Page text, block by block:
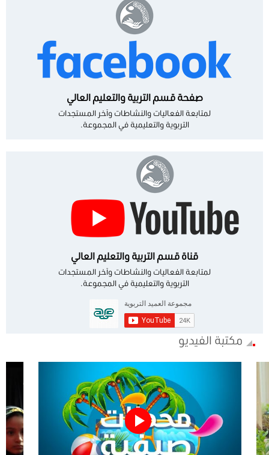
صفحة قسم التربية والتعليم العالي
لمتابعة الفعاليات والنشاطات وآخر المستجدات
التربوية والتعليمية في المجموعة.
قناة قسم التربية والتعليم العالي
لمتابعة الفعاليات والنشاطات وآخر المستجدات
التربوية والتعليمية في المجموعة.
مكتبة الفيديو